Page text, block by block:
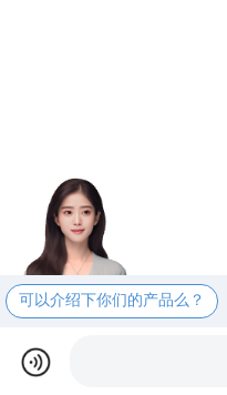
可以介绍下你们的产品么？